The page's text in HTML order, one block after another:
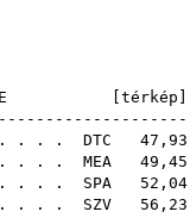
[ térkép
. . . DTC 47,93
. . . MEA 49,45
. . . SPA 52,04
. . . SZV 56,23